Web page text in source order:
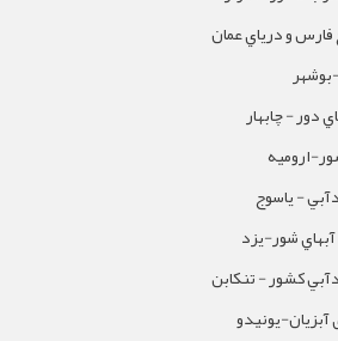
و درياي عمان
دور - چابهار
ارومیه
- ياسوج
شور-یزد
کشور - تنکابن
یونیدو